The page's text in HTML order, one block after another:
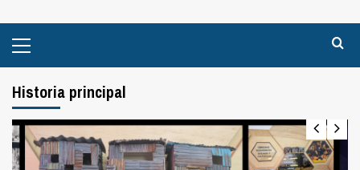
Historia principal